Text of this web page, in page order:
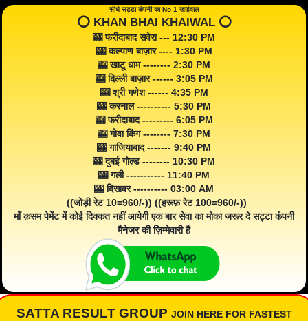
सीधे सट्टा कंपनी का No 1 खाईवाल
⭕️ KHAN BHAI KHAIWAL ⭕️
🎰 फरीदाबाद सवेरा --- 12:30 PM
🎰 कल्याण बाज़ार ---- 1:30 PM
🎰 खाटू धाम -------- 2:30 PM
🎰 दिल्ली बाज़ार ------ 3:05 PM
🎰 श्री गणेश ------ 4:35 PM
🎰 करनाल ---------- 5:30 PM
🎰 फरीदाबाद --------- 6:05 PM
🎰 गोवा किंग -------- 7:30 PM
🎰 गाजियाबाद ------- 9:40 PM
🎰 दुबई गोल्ड -------- 10:30 PM
🎰 गली ----------- 11:40 PM
🎰 दिसावर ---------- 03:00 AM
((जोड़ी रेट 10=960/-)) ((हरूफ़ रेट 100=960/-))
माँ क़सम पेमेंट में कोई दिक्कत नहीं आयेगी एक बार सेवा का मोका जरूर दे सट्टा कंपनी
मैनेजर की ज़िम्मेवारी है
SATTA RESULT GROUP JOIN HERE FOR FASTEST